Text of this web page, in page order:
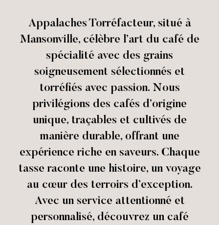
Appalaches Torréfacteur, situé à
Mansonville, célèbre l’art du café de
spécialité avec des grains
soigneusement sélectionnés et
torréfiés avec passion. Nous
privilégions des cafés d’origine
unique, traçables et cultivés de
manière durable, offrant une
expérience riche en saveurs. Chaque
tasse raconte une histoire, un voyage
au cœur des terroirs d’exception.
Avec un service attentionné et
personnalisé, découvrez un café